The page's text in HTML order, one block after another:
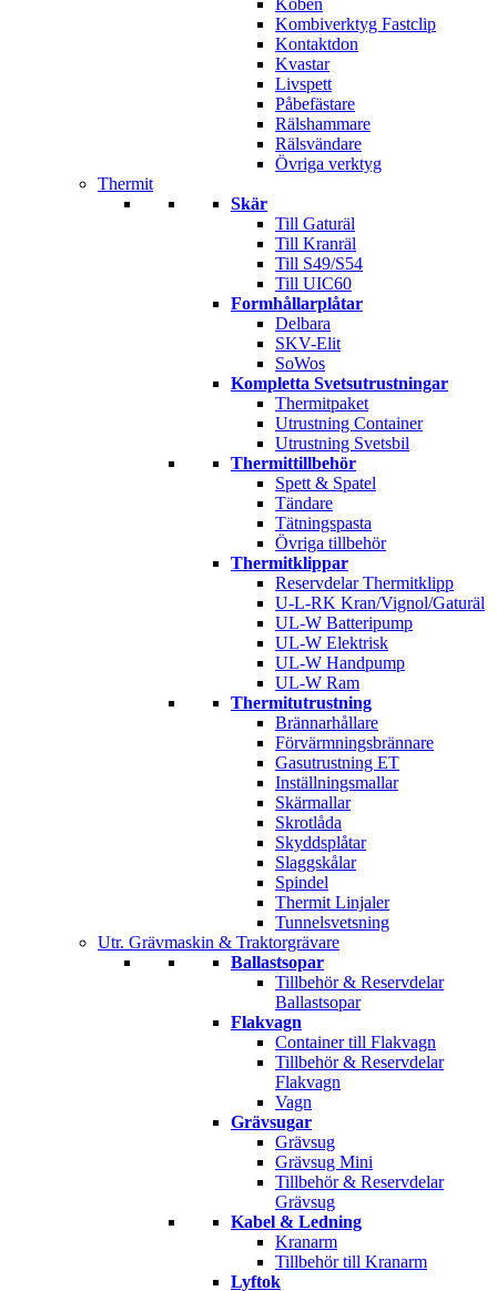
Kombiverktyg Fastclip
Kontaktdon
Kvastar
Livspett
Påbefästare
Rälshammare
Rälsvändare
Övriga verktyg
Thermit
Skär
Till Gaturäl
Till Kranräl
Till S49/S54
Till UIC60
Formhållarplåtar
Delbara
SKV-Elit
SoWos
Kompletta Svetsutrustningar
Thermitpaket
Utrustning Container
Utrustning Svetsbil
Thermittillbehör
Spett & Spatel
Tändare
Tätningspasta
Övriga tillbehör
Thermitklippar
Reservdelar Thermitklipp
U-L-RK Kran/Vignol/Gaturäl
UL-W Batteripump
UL-W Elektrisk
UL-W Handpump
UL-W Ram
Thermitutrustning
Brännarhållare
Förvärmningsbrännare
Gasutrustning ET
Inställningsmallar
Skärmallar
Skrotlåda
Skyddsplåtar
Slaggskålar
Spindel
Thermit Linjaler
Tunnelsvetsning
Utr. Grävmaskin & Traktorgrävare
Ballastsopar
Tillbehör & Reservdelar
Ballastsopar
Flakvagn
Container till Flakvagn
Tillbehör & Reservdelar
Flakvagn
Vagn
Grävsugar
Grävsug
Grävsug Mini
Tillbehör & Reservdelar
Grävsug
Kabel & Ledning
Kranarm
Tillbehör till Kranarm
Lyftok